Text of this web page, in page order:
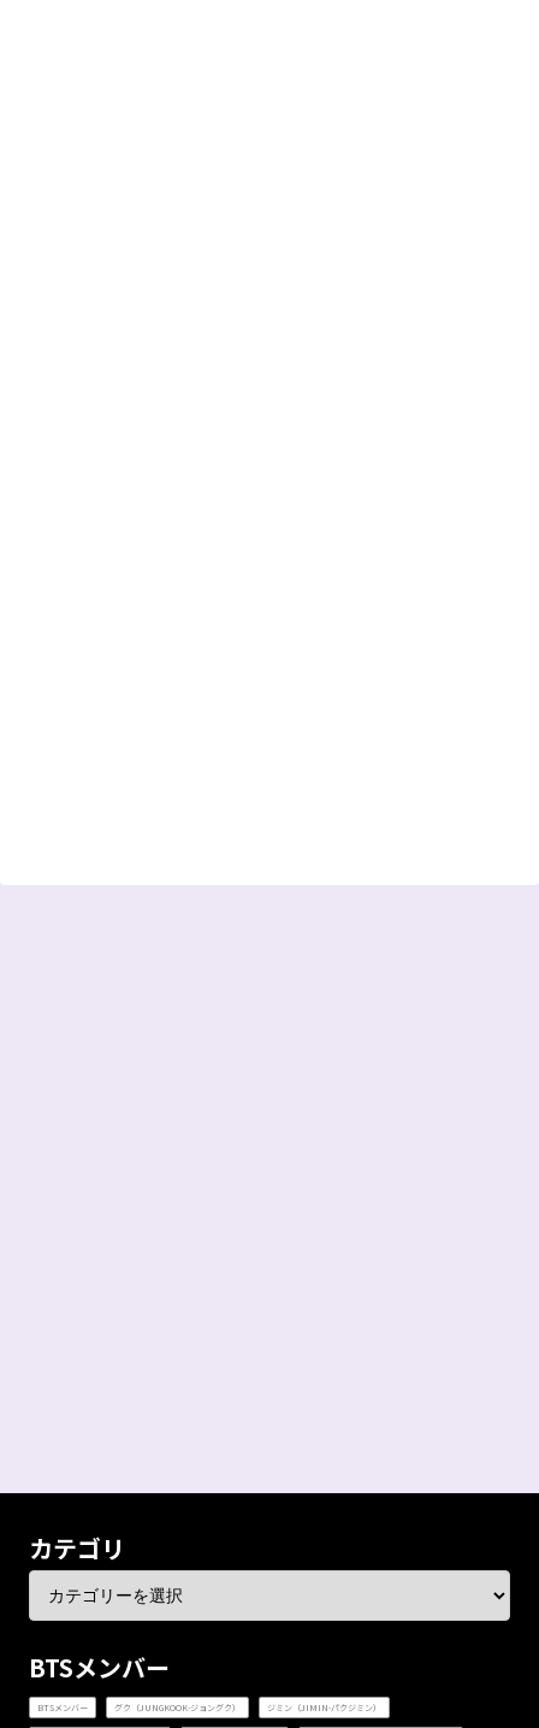
カテゴリ
BTSメンバー
BTSメンバー グク（JUNGKOOK-ジョングク） ジミン（JIMIN-パクジミン）